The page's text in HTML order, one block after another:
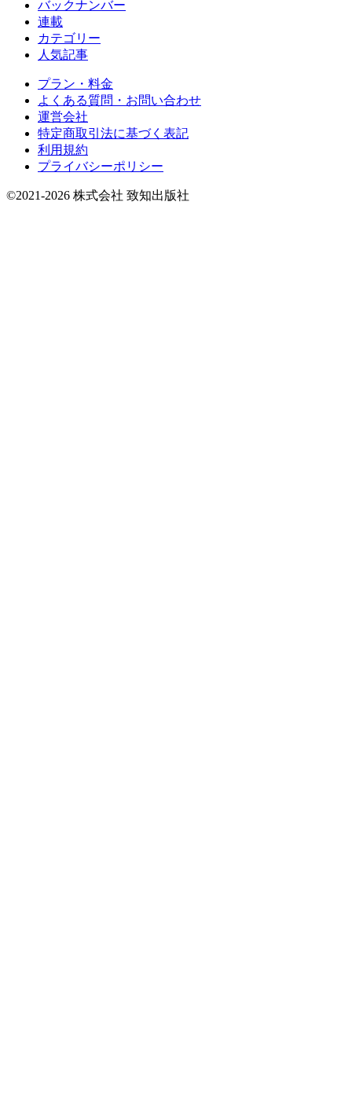
バックナンバー
連載
カテゴリー
人気記事
プラン・料金
よくある質問・お問い合わせ
運営会社
特定商取引法に基づく表記
利用規約
プライバシーポリシー
©2021-2026 株式会社 致知出版社